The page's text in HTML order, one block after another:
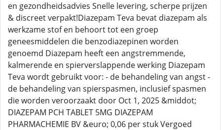
en gezondheidsadvies Snelle levering, scherpe prijzen
& discreet verpakt!Diazepam Teva bevat diazepam als
werkzame stof en behoort tot een groep
geneesmiddelen die benzodiazepinen worden
genoemd Diazepam heeft een angstremmende,
kalmerende en spierverslappende werking Diazepam
Teva wordt gebruikt voor: - de behandeling van angst -
de behandeling van spierspasmen, inclusief spasmen
die worden veroorzaakt door Oct 1, 2025 &middot;
DIAZEPAM PCH TABLET 5MG DIAZEPAM
PHARMACHEMIE BV &euro; 0,06 per stuk Vergoed